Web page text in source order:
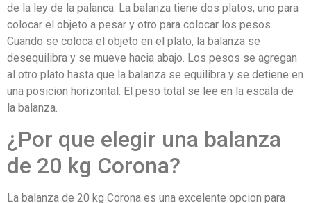
de la ley de la palanca. La balanza tiene dos platos, uno para
colocar el objeto a pesar y otro para colocar los pesos.
Cuando se coloca el objeto en el plato, la balanza se
desequilibra y se mueve hacia abajo. Los pesos se agregan
al otro plato hasta que la balanza se equilibra y se detiene en
una posicion horizontal. El peso total se lee en la escala de
la balanza.
¿Por que elegir una balanza
de 20 kg Corona?
La balanza de 20 kg Corona es una excelente opcion para